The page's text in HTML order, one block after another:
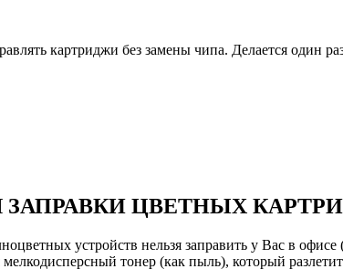
картриджи без замены чипа. Делается один
ЗАПРАВКИ ЦВЕТНЫХ
устройств нельзя заправить у Вас в
тонер (как пыль), который